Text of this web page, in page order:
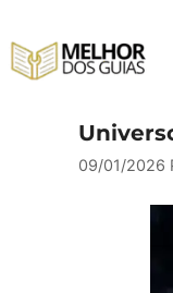
para
09/01/2026